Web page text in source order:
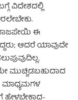
ವಿದೇಶದಲ್ಲಿ
ಈ
ಆದರೆ ಯಾವುದೇ
ಮಾಧ್ಯಮಗಳ